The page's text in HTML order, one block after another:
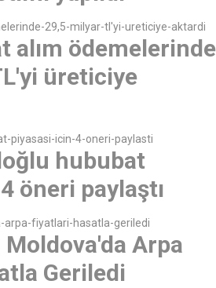
alım ödemelerinde
üreticiye
hububat
öneri paylaştı
Arpa
Geriledi